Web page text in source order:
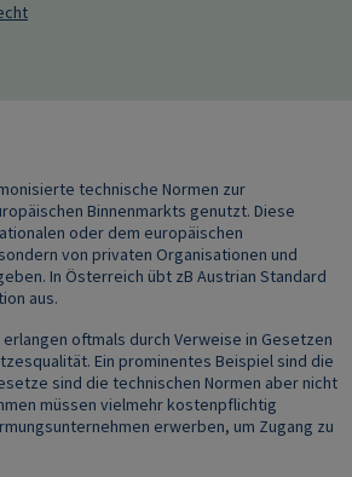
technische Normen zur
Binnenmarkts genutzt. Diese
oder dem europäischen
von privaten Organisationen und
In Österreich übt zB Austrian Standard
aus.
oftmals durch Verweise in Gesetzen
Ein prominentes Beispiel sind die
sind die technischen Normen aber nicht
müssen vielmehr kostenpflichtig
erwerben, um Zugang zu